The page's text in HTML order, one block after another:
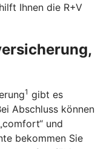
Ihnen die R+V
1 gibt es
Abschluss können
und
bekommen Sie